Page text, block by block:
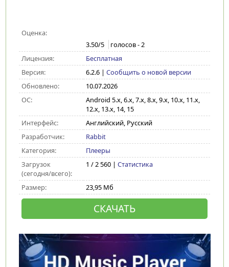
Оценка:
3.50/5 голосов -2
Лицензия:
Бесплатная
Версия:
6.2.6| Сообщить о новой версии
Обновлено:
10.07.2026
ОС:
Android 5.x, 6.x, 7.x, 8.x, 9.x, 10.x, 11.x,
12.x, 13.x, 14, 15
Интерфейс:
Английский, Русский
Разработчик:
Rabbit
Категория:
Плееры
Загрузок
(сегодня/всего):
1 / 2 560 | Статистика
Размер: 23,95 Мб
СКАЧАТЬ